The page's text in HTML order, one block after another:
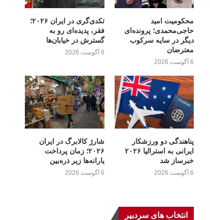
محکومیت امید
حاجی‌محمدی؛ پرونده‌ای
دیگر در سایه سرکوب
معترضان
6 آگوست 2026
تکدی‌گری در ایران ۲۰۲۶؛
فقر، پدیده‌ای رو به
گسترش در خیابان‌ها
6 آگوست 2026
پناهندگی دو ورزشکار
ایرانی به استرالیا ۲۰۲۶
خبرساز شد
6 آگوست 2026
شارژ کالابرگ در ایران
۲۰۲۶؛ زمان پرداخت
یارانه‌ها زیر ذره‌بین
6 آگوست 2026
انتخاب های سردبیر